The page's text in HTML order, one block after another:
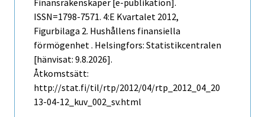
Finansräkenskaper [e-publikation].
ISSN=1798-7571. 4:e Kvartalet 2012,
Figurbilaga 2. Hushållens finansiella
förmögenhet . Helsingfors: Statistikcentralen
[hänvisat: 9.8.2026].
Åtkomstsätt:
http://stat.fi/til/rtp/2012/04/rtp_2012_04_20
13-04-12_kuv_002_sv.html